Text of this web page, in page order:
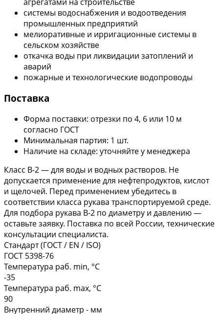
системы водоснабжения и водоотведения
промышленных предприятий
мелиоративные и ирригационные системы в
сельском хозяйстве
откачка воды при ликвидации затоплений и
аварий
пожарные и технологические водопроводы
Поставка
Форма поставки: отрезки по 4, 6 или 10 м
согласно ГОСТ
Минимальная партия: 1 шт.
Наличие на складе: уточняйте у менеджера
Класс В-2 — для воды и водных растворов. Не
допускается применение для нефтепродуктов, кислот
и щелочей. Перед применением убедитесь в
соответствии класса рукава транспортируемой среде.
Для подбора рукава В-2 по диаметру и давлению —
оставьте заявку. Поставка по всей России, технические
консультации специалиста.
Стандарт (ГОСТ / EN / ISO)
ГОСТ 5398-76
Температура раб. min, °C
-35
Температура раб. max, °C
90
Внутренний диаметр - мм